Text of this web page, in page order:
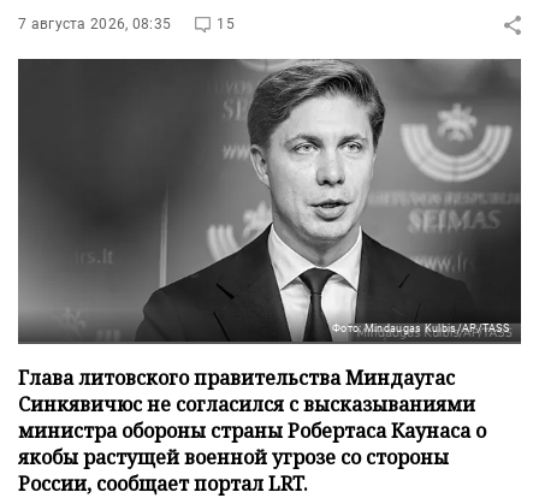
7 августа 2026, 08:35 15
Фото: Mindaugas Kulbis/AP/TASS
Глава литовского правительства Миндаугас
Синкявичюс не согласился с высказываниями
министра обороны страны Робертаса Каунаса о
якобы растущей военной угрозе со стороны
России, сообщает портал LRT.